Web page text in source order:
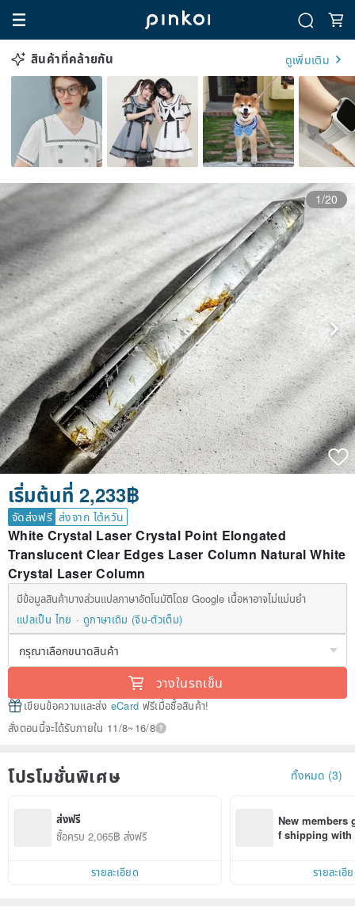
สินค้าที่คล้ายกัน ดูเพิ่มเติม
1/20
เริ่มต้นที่ 2,233฿
จัดส่งฟรี ส่งจาก ไต้หวัน
White Crystal Laser Crystal Point Elongated
Translucent Clear Edges Laser Column Natural White
Crystal Laser Column
มีข้อมูลสินค้าบางส่วนแปลภาษาอัตโนมัติโดย Google เนื้อหาอาจไม่แม่นยำ
แปลเป็น ไทย
ดูภาษาเดิม (จีน-ตัวเต็ม)
วางในรถเข็น
เขียนข้อความและส่ง eCard ฟรีเมื่อซื้อสินค้า!
สั่งตอนนี้จะได้รับภายใน 11/8~16/8
โปรโมชั่นพิเศษ ทั้งหมด (3)
ส่งฟรี
ซื้อครบ 2,065฿ ส่งฟรี
รายละเอียด
New members
f shipping
รายละเอี